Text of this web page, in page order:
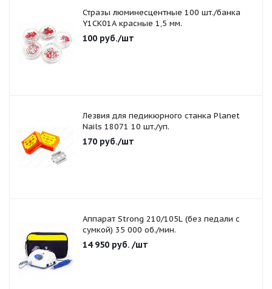
Стразы люминесцентные 100 шт./банка
Y1CK01A красные 1,5 мм.
100 руб./шт
Лезвия для педикюрного станка Planet
Nails 18071 10 шт./уп.
170 руб./шт
Аппарат Strong 210/105L (без педали с
сумкой) 35 000 об./мин.
14 950 руб. /шт